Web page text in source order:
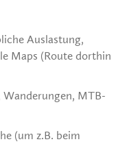
Auslastung,
Maps (Route dorthin
MTB-
(um z.B. beim